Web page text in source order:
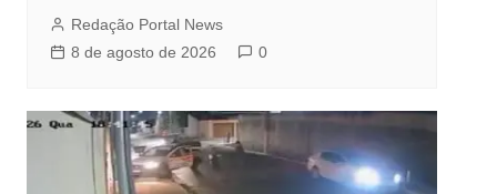
Redação Portal News
8 de agosto de 2026
0